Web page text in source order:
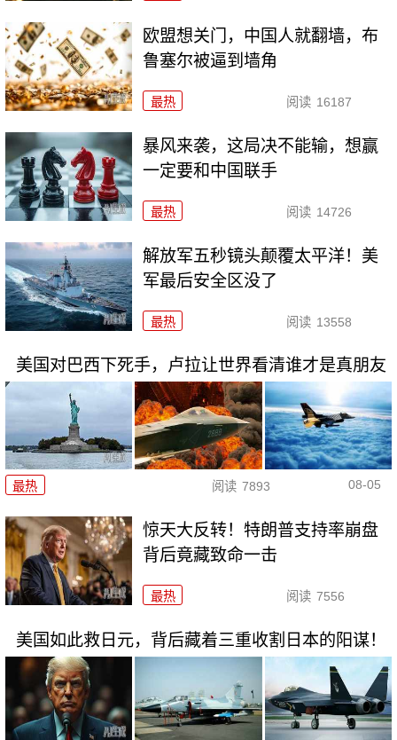
欧盟想关门，中国人就翻墙，布
鲁塞尔被逼到墙角
最热 阅读 16187
暴风来袭，这局决不能输，想赢
一定要和中国联手
最热 阅读 14726
解放军五秒镜头颠覆太平洋！美
军最后安全区没了
最热 阅读 13558
美国对巴西下死手，卢拉让世界看清谁才是真朋友
最热 阅读 7893 08-05
惊天大反转！特朗普支持率崩盘
背后竟藏致命一击
最热 阅读 7556
美国如此救日元，背后藏着三重收割日本的阳谋！